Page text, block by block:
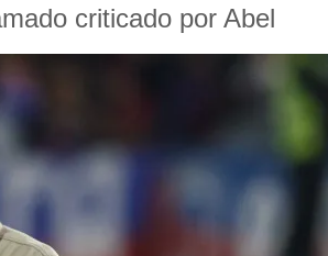
criticado por Abel